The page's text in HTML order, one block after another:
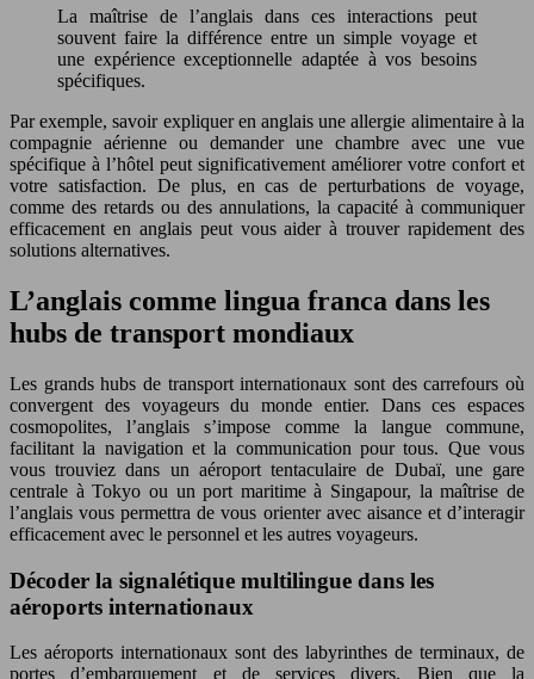
La maîtrise de l’anglais dans ces interactions peut
souvent faire la différence entre un simple voyage et
une expérience exceptionnelle adaptée à vos besoins
spécifiques.
Par exemple, savoir expliquer en anglais une allergie alimentaire à la
compagnie aérienne ou demander une chambre avec une vue
spécifique à l’hôtel peut significativement améliorer votre confort et
votre satisfaction. De plus, en cas de perturbations de voyage,
comme des retards ou des annulations, la capacité à communiquer
efficacement en anglais peut vous aider à trouver rapidement des
solutions alternatives.
L’anglais comme lingua franca dans les
hubs de transport mondiaux
Les grands hubs de transport internationaux sont des carrefours où
convergent des voyageurs du monde entier. Dans ces espaces
cosmopolites, l’anglais s’impose comme la langue commune,
facilitant la navigation et la communication pour tous. Que vous
vous trouviez dans un aéroport tentaculaire de Dubaï, une gare
centrale à Tokyo ou un port maritime à Singapour, la maîtrise de
l’anglais vous permettra de vous orienter avec aisance et d’interagir
efficacement avec le personnel et les autres voyageurs.
Décoder la signalétique multilingue dans les
aéroports internationaux
Les aéroports internationaux sont des labyrinthes de terminaux, de
portes d’embarquement et de services divers. Bien que la